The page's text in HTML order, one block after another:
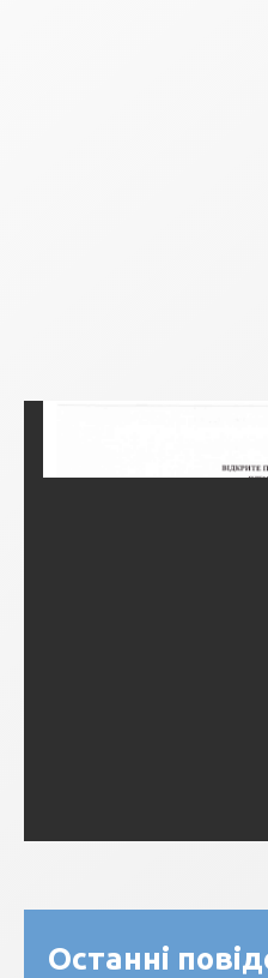
Останні